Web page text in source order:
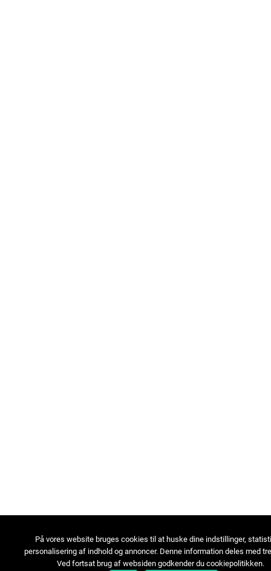
På vores website bruges cookies til at huske dine indstillinger,
personalisering af indhold og annoncer. Denne information deles med
Ved fortsat brug af websiden godkender du cookiepolitikken.